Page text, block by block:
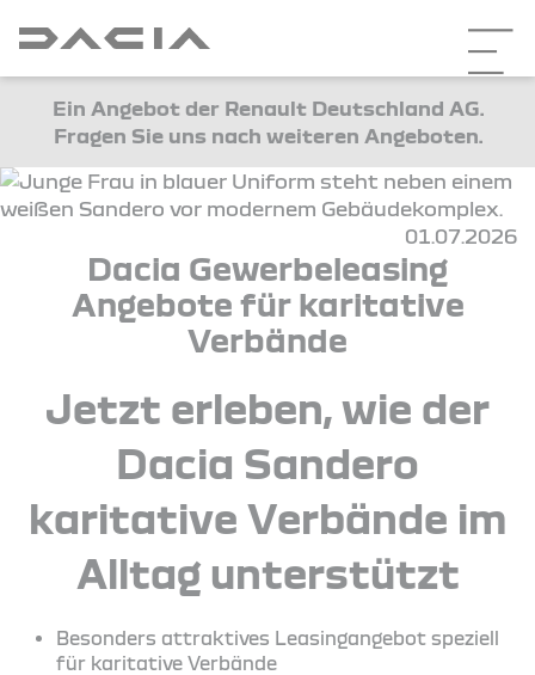
Ein Angebot der Renault Deutschland AG.
Fragen Sie uns nach weiteren Angeboten.
01.07.2026
Dacia Gewerbeleasing
Angebote für karitative
Verbände
Jetzt erleben, wie der
Dacia Sandero
karitative Verbände im
Alltag unterstützt
Besonders attraktives Leasingangebot speziell
für karitative Verbände